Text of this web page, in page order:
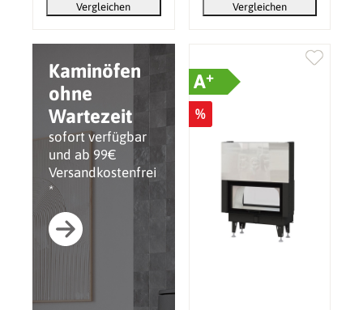
Kaminöfen
ohne
Wartezeit
sofort verfügbar
und ab 99€
Versandkostenfrei
*
Vergleichen Vergleichen
A+
%